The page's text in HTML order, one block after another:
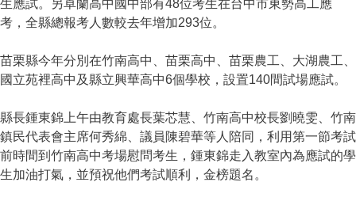
生應試。另卓蘭高中國中部有48位考生在台中市東勢高工應
考，全縣總報考人數較去年增加293位。
苗栗縣今年分別在竹南高中、苗栗高中、苗栗農工、大湖農工、
國立苑裡高中及縣立興華高中6個學校，設置140間試場應試。
縣長鍾東錦上午由教育處長葉芯慧、竹南高中校長劉曉雯、竹南
鎮民代表會主席何秀綿、議員陳碧華等人陪同，利用第一節考試
前時間到竹南高中考場慰問考生，鍾東錦走入教室內為應試的學
生加油打氣，並預祝他們考試順利，金榜題名。